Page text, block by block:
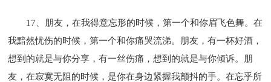
17、朋友，在我得意忘形的时候，第一个和你眉飞色舞。在
我黯然忧伤的时候，第一个和你痛哭流涕。朋友，有一杯好酒，
想到的就是与你分享，有一丝伤痛，想到的就是与你倾诉。朋
友，在寂寞无阻的时候，是你在身边紧握我颤抖的手。在忘乎所